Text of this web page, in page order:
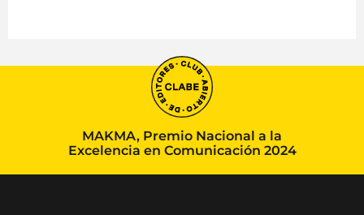
MAKMA, Premio Nacional a la
Excelencia en Comunicación 2024